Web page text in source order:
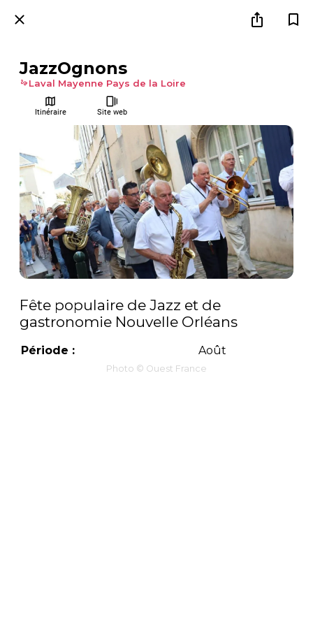
JazzOgnons
Laval Mayenne Pays de la Loire
Itinéraire Site web
Fête populaire de Jazz et de
gastronomie Nouvelle Orléans
Période : Août
Photo © Ouest France